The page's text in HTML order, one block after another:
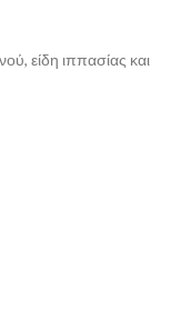
είδη ιππασίας και